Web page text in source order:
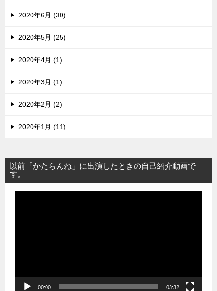
2020年6月 (30)
2020年5月 (25)
2020年4月 (1)
2020年3月 (1)
2020年2月 (2)
2020年1月 (11)
以前「かたらんね」に出演したときの自己紹介動画で
す。
00:00 03:32